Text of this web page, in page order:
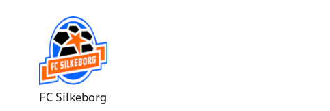
FC Silkeborg